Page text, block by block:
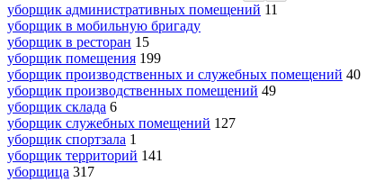
уборщик административных помещений 11
уборщик в мобильную бригаду
уборщик в ресторан 15
уборщик помещения 199
уборщик производственных и служебных помещений 40
уборщик производственных помещений 49
уборщик склада 6
уборщик служебных помещений 127
уборщик спортзала 1
уборщик территорий 141
уборщица 317